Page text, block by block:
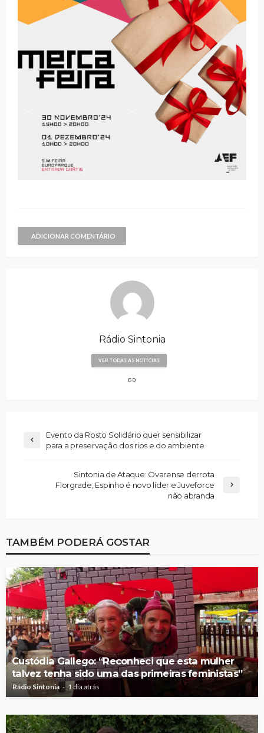
ADICIONAR COMENTÁRIO
Rádio Sintonia
VER TODAS AS NOTÍCIAS
Evento da Rosto Solidário quer sensibilizar
para a preservação dos rios e do ambiente
Sintonia de Ataque: Ovarense derrota
Florgrade, Espinho é novo líder e Juveforce
não abranda
TAMBÉM PODERÁ GOSTAR
Custódia Gallego: “Reconheci que esta mulher
talvez tenha sido uma das primeiras feministas”
Rádio Sintonia 1 dia atrás